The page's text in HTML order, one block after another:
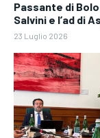
Passante di
Salvini e l’ad di
23 Luglio 2026